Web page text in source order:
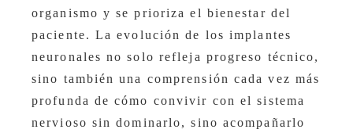
organismo y se prioriza el bienestar del
paciente. La evolución de los implantes
neuronales no solo refleja progreso técnico,
sino también una comprensión cada vez más
profunda de cómo convivir con el sistema
nervioso sin dominarlo, sino acompañarlo